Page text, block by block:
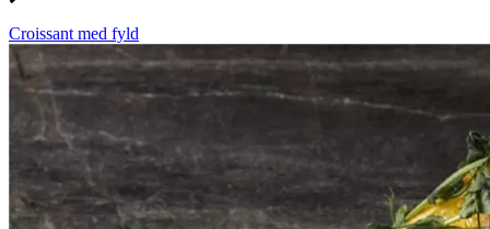
Croissant med fyld